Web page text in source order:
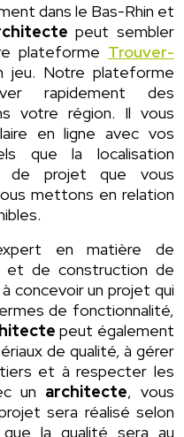
dans le Bas-Rhin et
peut sembler
plateforme Trouver-
jeu. Notre plateforme
rapidement des
votre région. Il vous
en ligne avec vos
que la localisation
de projet que vous
mettons en relation
en matière de
et de construction de
concevoir un projet qui
de fonctionnalité,
peut également
de qualité, à gérer
et à respecter les
un architecte, vous
sera réalisé selon
la qualité sera au